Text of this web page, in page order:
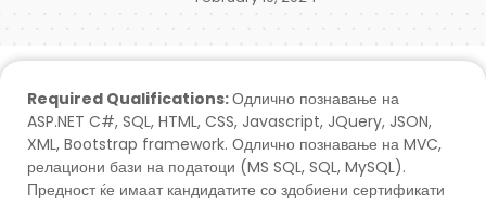
Required Qualifications:Одлично познавање на
ASP.NET C#, SQL, HTML, CSS, Javascript, JQuery, JSON,
XML, Bootstrap framework. Одлично познавање на MVC,
релациони бази на податоци (MS SQL, SQL, MySQL).
Предност ќе имаат кандидатите со здобиени сертификати